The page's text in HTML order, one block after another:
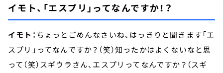
イモト、「エスプリ」ってなんですか！？
イモト： ちょっとごめんなさいね、はっきりと聞きます「エ
スプリ」ってなんですか？（笑）知ったかはよくないなと思
って（笑）スギウラさん、エスプリってなんですか？（スギ